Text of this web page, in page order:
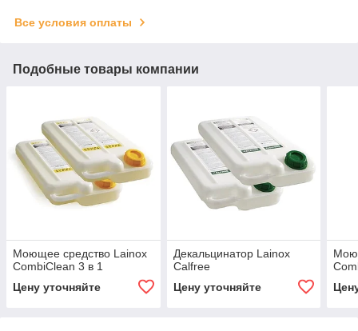
Все условия оплаты
Подобные товары компании
Моющее средство Lainox
CombiClean 3 в 1
Цену уточняйте
Декальцинатор Lainox
Calfree
Цену уточняйте